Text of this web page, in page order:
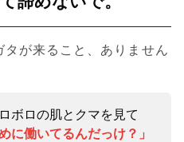
が来ること、ありません
ボロの肌とクマを見て
に働いてるんだっけ？」